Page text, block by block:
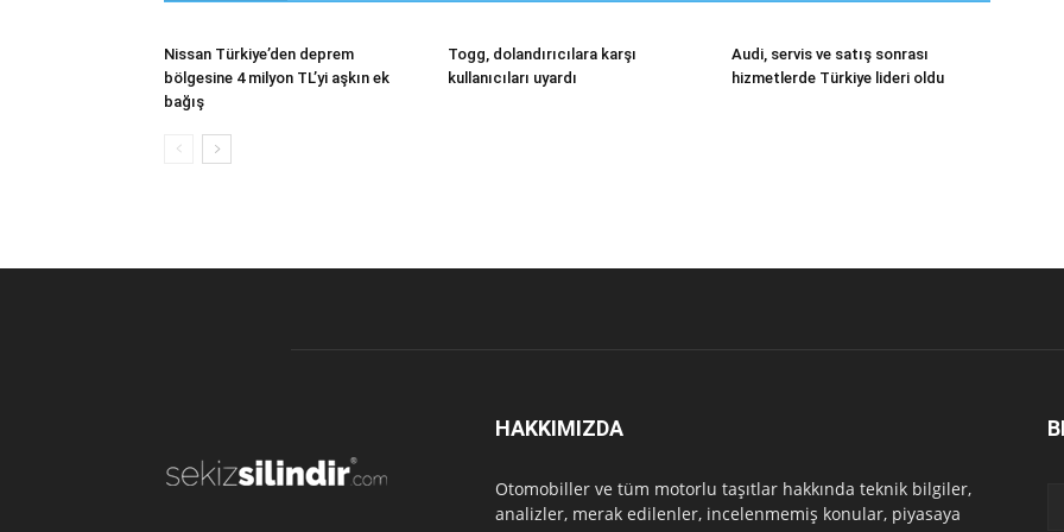
Nissan Türkiye’den deprem
bölgesine 4 milyon TL’yi aşkın ek
bağış
Togg, dolandırıcılara karşı
kullanıcıları uyardı
Audi, servis ve satış sonrası
hizmetlerde Türkiye lideri oldu
HAKKIMIZDA
Otomobiller ve tüm motorlu taşıtlar hakkında teknik bilgiler,
analizler, merak edilenler, incelenmemiş konular, piyasaya